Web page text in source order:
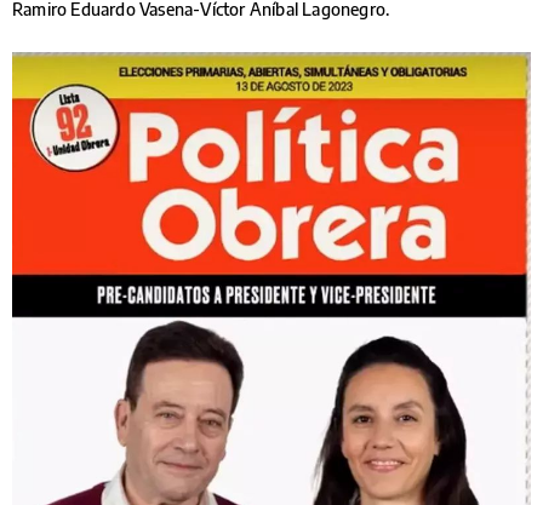
Ramiro Eduardo Vasena-Víctor Aníbal Lagonegro.